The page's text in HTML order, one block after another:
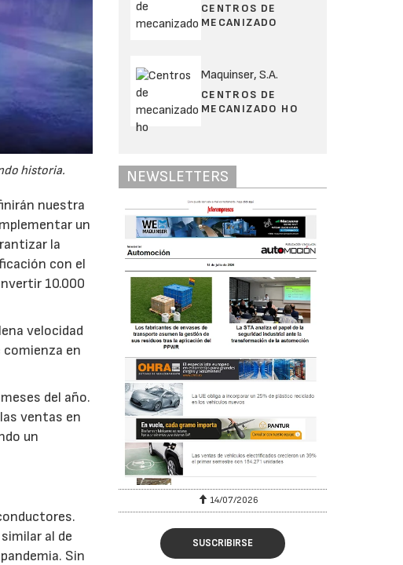
historia.
nuestra
un
la
con el
10.000
velocidad
comienza en
del año.
ventas en
un
al de
Sin
CENTROS DE
MECANIZADO
Maquinser, S.A.
CENTROS DE
MECANIZADO HO
NEWSLETTERS
14/07/2026
SUSCRIBIRSE